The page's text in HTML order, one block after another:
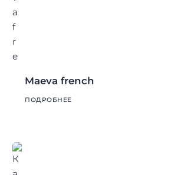
Maeva french
ПОДРОБНЕЕ